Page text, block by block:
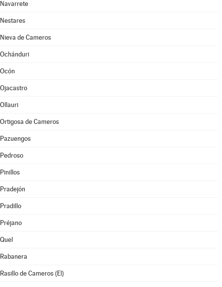
Navarrete
Nestares
Nieva de Cameros
Ochánduri
Ocón
Ojacastro
Ollauri
Ortigosa de Cameros
Pazuengos
Pedroso
Pinillos
Pradejón
Pradillo
Préjano
Quel
Rabanera
Rasillo de Cameros (El)